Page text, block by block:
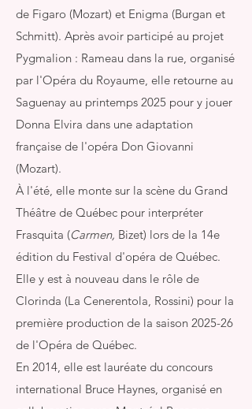
de Figaro (Mozart) et Enigma (Burgan et
Schmitt). Après avoir participé au projet
Pygmalion : Rameau dans la rue, organisé
par l'Opéra du Royaume, elle retourne au
Saguenay au printemps 2025 pour y jouer
Donna Elvira dans une adaptation
française de l'opéra Don Giovanni
(Mozart).
À l'été, elle monte sur la scène du Grand
Théâtre de Québec pour interpréter
Frasquita (Carmen, Bizet) lors de la 14e
édition du Festival d'opéra de Québec.
Elle y est à nouveau dans le rôle de
Clorinda (La Cenerentola, Rossini) pour la
première production de la saison 2025-26
de l'Opéra de Québec.
En 2014, elle est lauréate du concours
international Bruce Haynes, organisé en